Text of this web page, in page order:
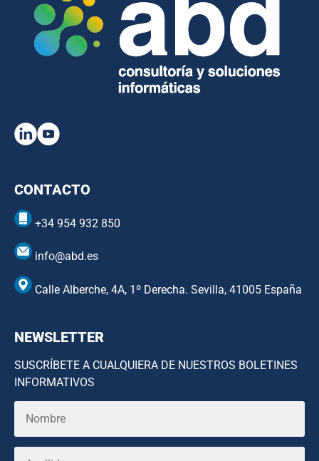
CONTACTO
+34 954 932 850
info@abd.es
Calle Alberche, 4A, 1º Derecha. Sevilla, 41005 España
NEWSLETTER
SUSCRÍBETE A CUALQUIERA DE NUESTROS BOLETINES
INFORMATIVOS